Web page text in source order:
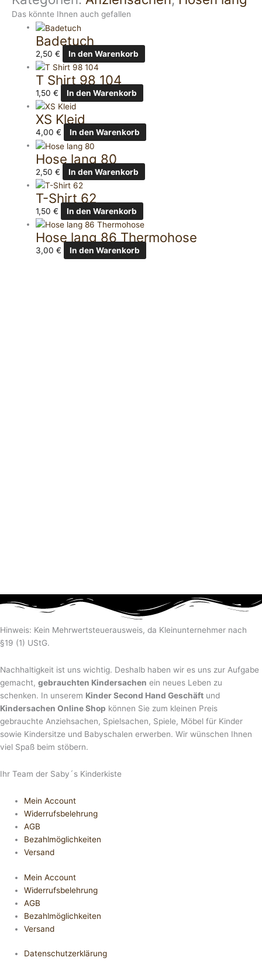
Das könnte Ihnen auch gefallen
Badetuch
2,50€ In den Warenkorb
T Shirt 98 104
1,50€ In den Warenkorb
XS Kleid
4,00€ In den Warenkorb
Hose lang 80
2,50€ In den Warenkorb
T-Shirt 62
1,50€ In den Warenkorb
Hose lang 86 Thermohose
3,00€ In den Warenkorb
Hinweis: Kein Mehrwertsteuerausweis, da Kleinunternehmer nach
§19 (1) UStG.
Nachhaltigkeit ist uns wichtig. Deshalb haben wir es uns zur Aufgabe
gemacht, gebrauchten Kindersachen ein neues Leben zu
schenken. In unserem Kinder Second Hand Geschäft und
Kindersachen Online Shop können Sie zum kleinen Preis
gebrauchte Anziehsachen, Spiel­sachen, Spiele, Möbel für Kinder
sowie Kindersitze und Babyschalen erwerben. Wir wünschen Ihnen
viel Spaß beim stöbern.
Ihr Team der Saby´s Kinderkiste
Mein Account
Widerrufsbelehrung
AGB
Bezahlmöglichkeiten
Versand
Mein Account
Widerrufsbelehrung
AGB
Bezahlmöglichkeiten
Versand
Datenschutzerklärung